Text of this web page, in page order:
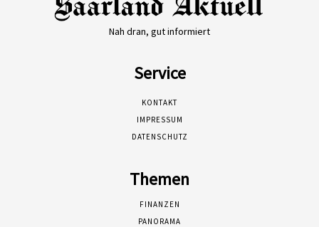
Nah dran, gut informiert
Service
KONTAKT
IMPRESSUM
DATENSCHUTZ
Themen
FINANZEN
PANORAMA